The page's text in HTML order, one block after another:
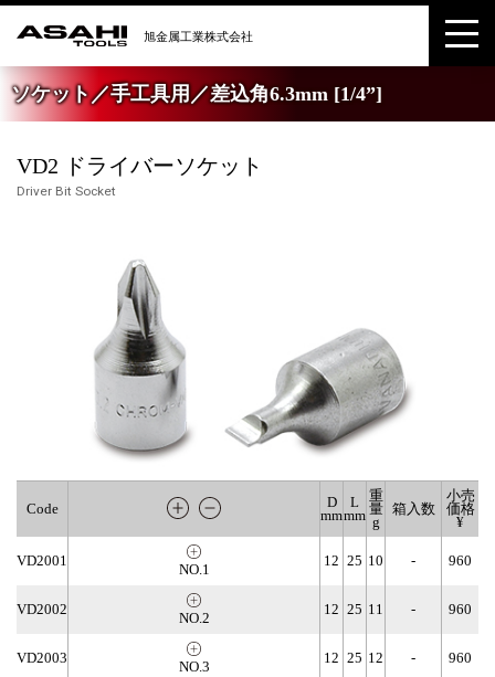
ソケット／手工具用／差込角6.3mm [1/4”]
VD2 ドライバーソケット
Driver Bit Socket
Code
D
mm
L
mm
重
量
g
箱入数
小売
価格
¥
VD2001
NO.1
12 25 10 - 960
VD2002
NO.2
12 25 11 - 960
VD2003
NO.3
12 25 12 - 960